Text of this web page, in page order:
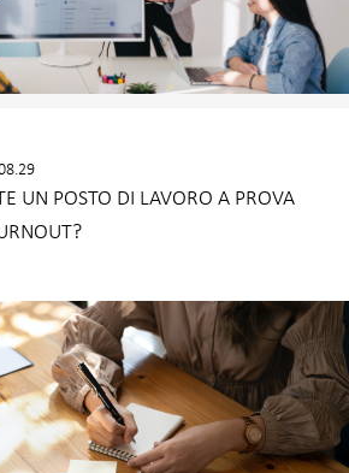
UN POSTO DI LAVORO A PROVA